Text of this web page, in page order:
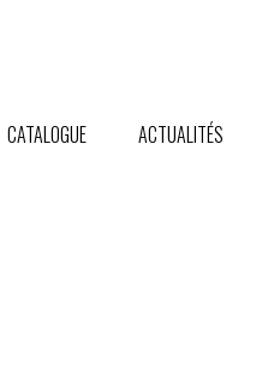
CATALOGUE ACTUALITÉS